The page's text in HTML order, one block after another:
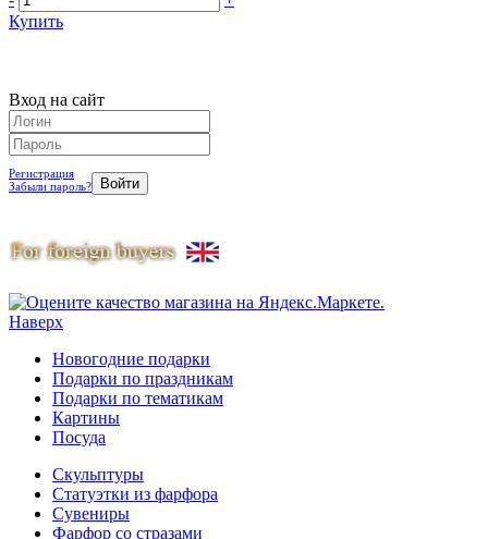
Купить
Вход на сайт
Регистрация
Забыли пароль?
Наверх
Новогодние подарки
Подарки по праздникам
Подарки по тематикам
Картины
Посуда
Скульптуры
Статуэтки из фарфора
Сувениры
Фарфор со стразами